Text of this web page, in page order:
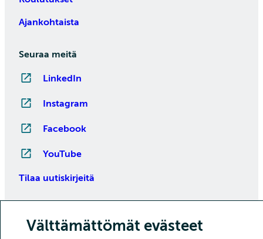
Välttämättömät evästeet
Ajankohtaista
Seuraa meitä
LinkedIn
Instagram
Facebook
YouTube
Tilaa uutiskirjeitä